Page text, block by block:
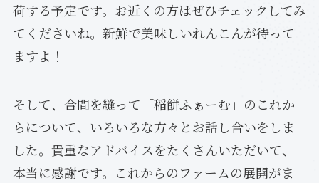
荷する予定です。お近くの方はぜひチェックしてみ
てくださいね。新鮮で美味しいれんこんが待って
ますよ！
そして、合間を縫って「稲餅ふぁーむ」のこれか
らについて、いろいろな方々とお話し合いをしま
した。貴重なアドバイスをたくさんいただいて、
本当に感謝です。これからのファームの展開がま